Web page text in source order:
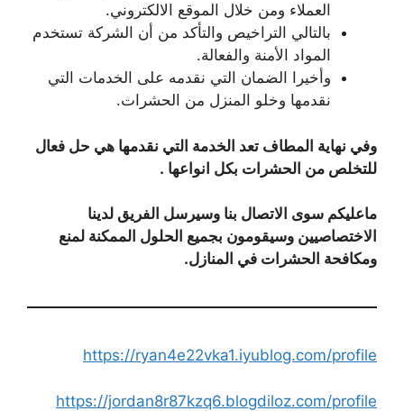
العملاء ومن خلال الموقع الالكتروني.
بالتالي التراخيص والتأكد من أن الشركة تستخدم
المواد الأمنة والفعالة.
وأخيرا الضمان التي نقدمه على الخدمات التي
نقدمها وخلو المنزل من الحشرات.
وفي نهاية المطاف تعد الخدمة التي نقدمها هي حل فعال
للتخلص من الحشرات بكل انواعها .
ماعليكم سوى الاتصال بنا وسيرسل الفريق لدينا
الاختصاصيين وسيقومون بجميع الحلول الممكنة لمنع
ومكافحة الحشرات في المنازل.
https://ryan4e22vka1.iyublog.com/profile
https://jordan8r87kzq6.blogdiloz.com/profile